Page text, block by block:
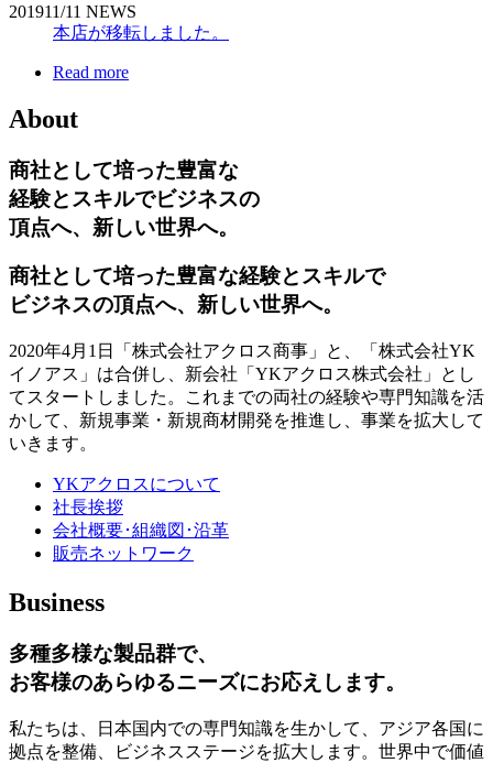
201911/11 NEWS
本店が移転しました。
Read more
About
商社として培った豊富な
経験とスキルでビジネスの
頂点へ、新しい世界へ。
商社として培った豊富な経験とスキルで
ビジネスの頂点へ、新しい世界へ。
2020年4月1日「株式会社アクロス商事」と、「株式会社YK
イノアス」は合併し、新会社「YKアクロス株式会社」とし
てスタートしました。これまでの両社の経験や専門知識を活
かして、新規事業・新規商材開発を推進し、事業を拡大して
いきます。
YKアクロスについて
社長挨拶
会社概要･組織図･沿革
販売ネットワーク
Business
多種多様な製品群で、
お客様のあらゆるニーズにお応えします。
私たちは、日本国内での専門知識を生かして、アジア各国に
拠点を整備、ビジネスステージを拡大します。世界中で価値